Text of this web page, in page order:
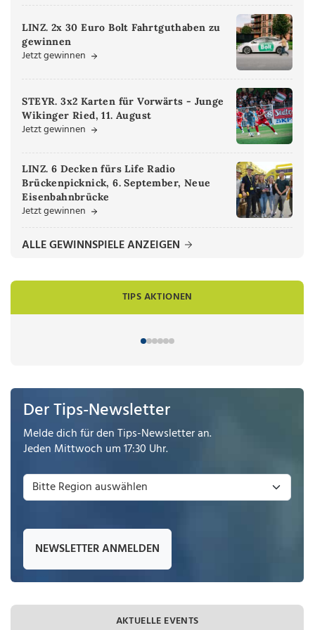
LINZ. 2x 30 Euro Bolt Fahrtguthaben zu
gewinnen
Jetzt gewinnen
STEYR. 3x2 Karten für Vorwärts - Junge
Wikinger Ried, 11. August
Jetzt gewinnen
LINZ. 6 Decken fürs Life Radio
Brückenpicknick, 6. September, Neue
Eisenbahnbrücke
Jetzt gewinnen
ALLE GEWINNSPIELE ANZEIGEN
TIPS AKTIONEN
Der Tips-Newsletter
Melde dich für den Tips-Newsletter an.
Jeden Mittwoch um 17:30 Uhr.
NEWSLETTER ANMELDEN
AKTUELLE EVENTS